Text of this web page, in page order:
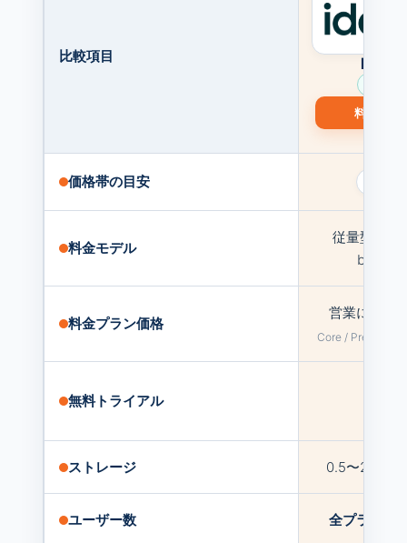
比較項目 Ideals
料金を見
価格帯の目安
料金モデル
従量型（
based
料金プラン価格
営業に問い
Core / Premier /
無料トライアル
ストレージ 0.5〜2GBか
ユーザー数 全プランで